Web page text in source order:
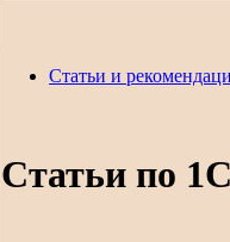
Статьи и
Статьи по